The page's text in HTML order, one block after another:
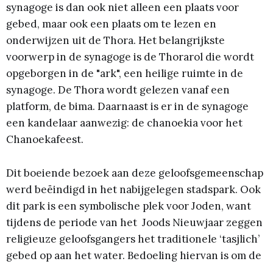
synagoge is dan ook niet alleen een plaats voor
gebed, maar ook een plaats om te lezen en
onderwijzen uit de Thora. Het belangrijkste
voorwerp in de synagoge is de Thorarol die wordt
opgeborgen in de "ark", een heilige ruimte in de
synagoge. De Thora wordt gelezen vanaf een
platform, de bima. Daarnaast is er in de synagoge
een kandelaar aanwezig: de chanoekia voor het
Chanoekafeest.
Dit boeiende bezoek aan deze geloofsgemeenschap
werd beëindigd in het nabijgelegen stadspark. Ook
dit park is een symbolische plek voor Joden, want
tijdens de periode van het Joods Nieuwjaar zeggen
religieuze geloofsgangers het traditionele ‘tasjlich’
gebed op aan het water. Bedoeling hiervan is om de